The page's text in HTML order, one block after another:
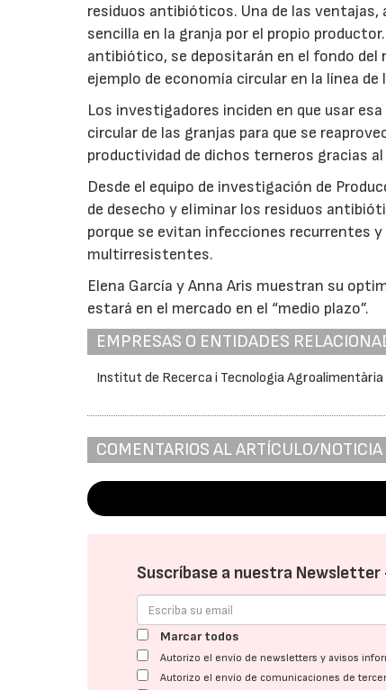
residuos antibióticos. Una de las
sencilla en la granja por el propio
antibiótico, se depositarán en el fondo del
ejemplo de economía circular en la línea
Los investigadores inciden en que usar
circular de las granjas para que se
productividad de dichos terneros gracias
Desde el equipo de investigación de
de desecho y eliminar los residuos
porque se evitan infecciones recurrentes
multirresistentes.
Elena García y Anna Aris muestran su
estará en el mercado en el “medio plazo”.
EMPRESAS O ENTIDADES
Institut de Recerca i Tecnologia Agroalimentària
COMENTARIOS AL ARTÍCULO/NOTICIA
Suscríbase a nuestra Newsletter
Marcar todos
Autorizo el envío de newsletters y avisos
Autorizo el envío de comunicaciones de